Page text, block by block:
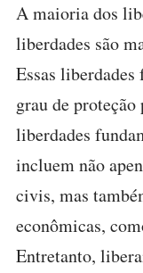
A maioria dos
liberdades são
Essas
grau de
liberdades
incluem não
civis, mas
econômicas,
Entretanto,